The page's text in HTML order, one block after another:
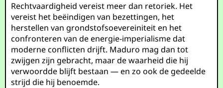
Rechtvaardigheid vereist meer dan retoriek. Het
vereist het beëindigen van bezettingen, het
herstellen van grondstofsoevereiniteit en het
confronteren van de energie-imperialisme dat
moderne conflicten drijft. Maduro mag dan tot
zwijgen zijn gebracht, maar de waarheid die hij
verwoordde blijft bestaan — en zo ook de gedeelde
strijd die hij benoemde.